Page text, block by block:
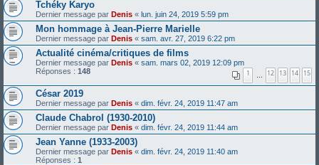
Tchéky Karyo
Dernier message par Denis « lun. juin 24, 2019 5:59 pm
Mon hommage à Jean-Pierre Marielle
Dernier message par Denis « sam. avr. 27, 2019 6:22 pm
Actualité cinéma/critiques de films
Dernier message par Denis « sam. mars 02, 2019 12:09 pm
Réponses : 148 1 … 12 13 14 15
César 2019
Dernier message par Denis « dim. févr. 24, 2019 11:47 am
Claude Chabrol (1930-2010)
Dernier message par Denis « dim. févr. 24, 2019 11:44 am
Jean Yanne (1933-2003)
Dernier message par Denis « dim. févr. 24, 2019 11:40 am
Réponses : 1